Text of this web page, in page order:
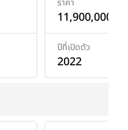
11,900,000 บ
ปีที่เปิดตัว
2022